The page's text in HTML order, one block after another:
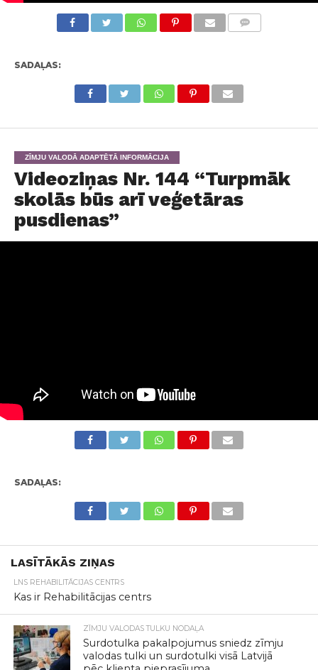
SADAĻAS:
ZĪMJU VALODĀ ADAPTĒTĀ INFORMĀCIJA
Videoziņas Nr. 144 “Turpmāk
skolās būs arī veģetāras
pusdienas”
SADAĻAS:
LASĪTĀKĀS ZIŅAS
LNS REHABILITĀCIJAS CENTRS
Kas ir Rehabilitācijas centrs
ZĪMJU VALODAS TULKU NODAĻA
Surdotulka pakalpojumus sniedz zīmju
valodas tulki un surdotulki visā Latvijā